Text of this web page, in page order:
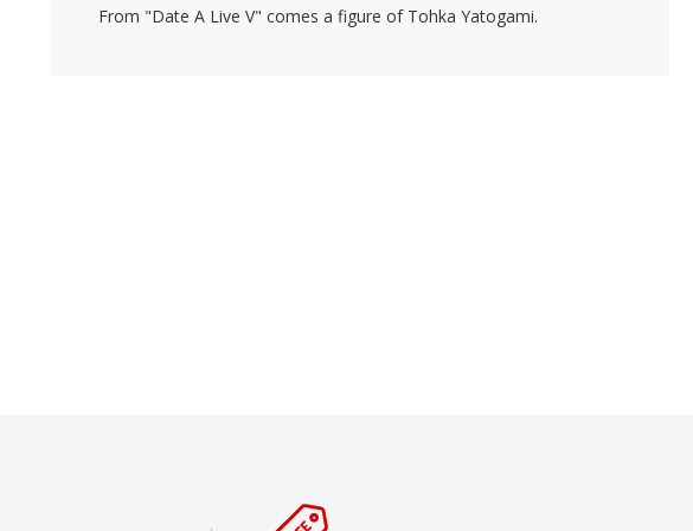
From "Date A Live V" comes a figure of Tohka Yatogami.